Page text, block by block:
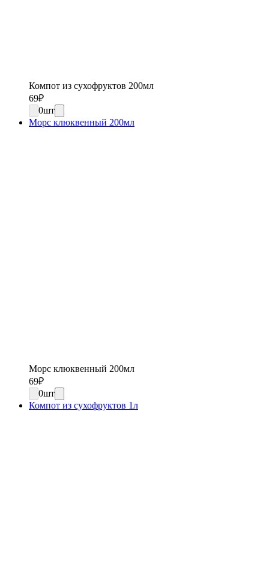
Компот из сухофруктов 200мл
69₽
0шт
Морс клюквенный 200мл
Морс клюквенный 200мл
69₽
0шт
Компот из сухофруктов 1л